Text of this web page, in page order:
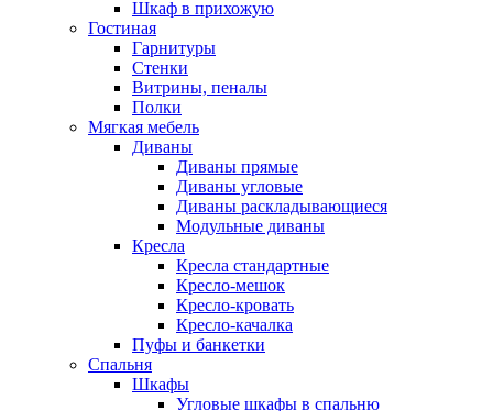
Шкаф в прихожую
Гостиная
Гарнитуры
Стенки
Витрины, пеналы
Полки
Мягкая мебель
Диваны
Диваны прямые
Диваны угловые
Диваны раскладывающиеся
Модульные диваны
Кресла
Кресла стандартные
Кресло-мешок
Кресло-кровать
Кресло-качалка
Пуфы и банкетки
Спальня
Шкафы
Угловые шкафы в спальню